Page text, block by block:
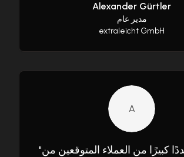
Alexander Gürtler
مدير عام
extraleicht GmbH
A
"كبيرًا من العملاء المتوقعين من